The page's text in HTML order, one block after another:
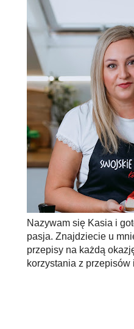
Nazywam się Kasia i
pasja. Znajdziecie u
przepisy na każdą
korzystania z